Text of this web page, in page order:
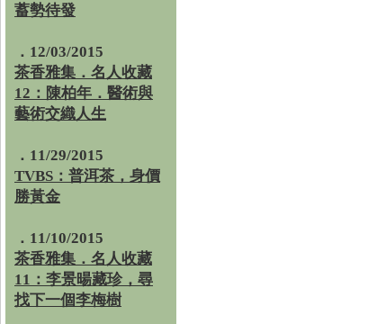
蓄勢待發
．12/03/2015
茶香雅集．名人收藏
12：陳柏年．醫術與
藝術交織人生
．11/29/2015
TVBS：普洱茶，身價
勝黃金
．11/10/2015
茶香雅集．名人收藏
11：李景暘藏珍，尋
找下一個李梅樹